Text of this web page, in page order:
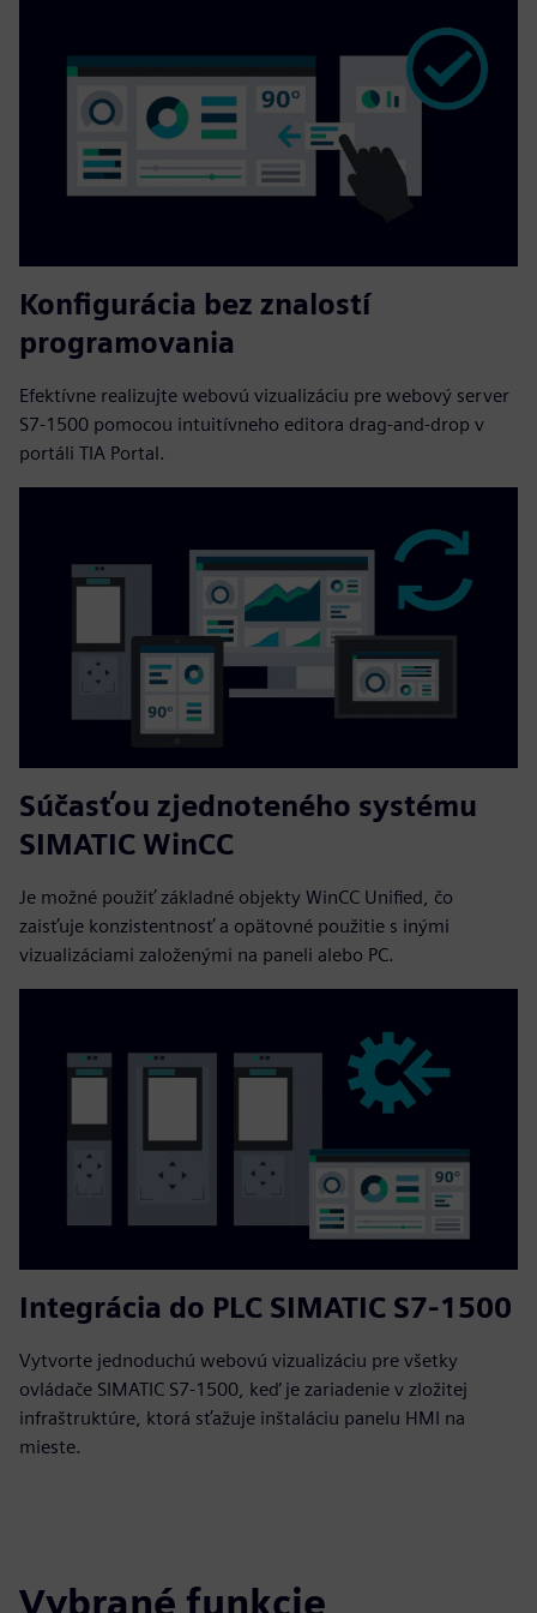
Konfigurácia bez znalostí
programovania
Efektívne realizujte webovú vizualizáciu pre webový server
S7-1500 pomocou intuitívneho editora drag-and-drop v
portáli TIA Portal.
Súčasťou zjednoteného systému
SIMATIC WinCC
Je možné použiť základné objekty WinCC Unified, čo
zaisťuje konzistentnosť a opätovné použitie s inými
vizualizáciami založenými na paneli alebo PC.
Integrácia do PLC SIMATIC S7-1500
Vytvorte jednoduchú webovú vizualizáciu pre všetky
ovládače SIMATIC S7-1500, keď je zariadenie v zložitej
infraštruktúre, ktorá sťažuje inštaláciu panelu HMI na
mieste.
Vybrané funkcie